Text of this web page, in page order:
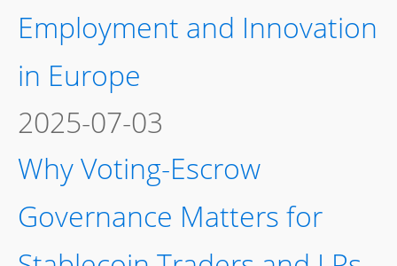
Employment and Innovation
in Europe
2025-07-03
Why Voting-Escrow
Governance Matters for